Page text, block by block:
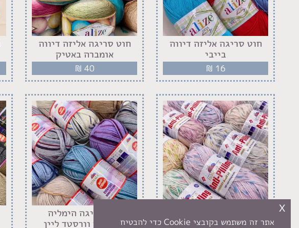
חוט סריגה אליזה דיווה
בייבי
₪ 16
חוט סריגה אליזה דיווה
אומברה באטיק
₪ 40
אברידאי בייבי לאקס פרלה
חוט סריגה הימליה
אברידאי וורסטד לייןאתר זה משתמש בקובצי Cookie כדי להבטיח
x